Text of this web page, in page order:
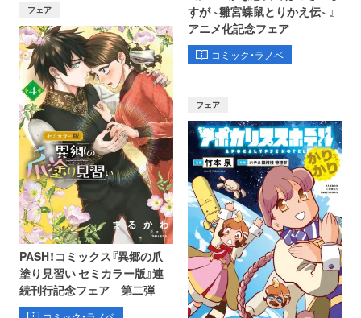
フェア
PASH！コミックス『異郷の爪
塗り見習い セミカラー版』連
続刊行記念フェア 第二弾
すが ~雛宮蝶鼠とりかえ伝~ 』
アニメ化記念フェア
コミック・ラノベ
フェア